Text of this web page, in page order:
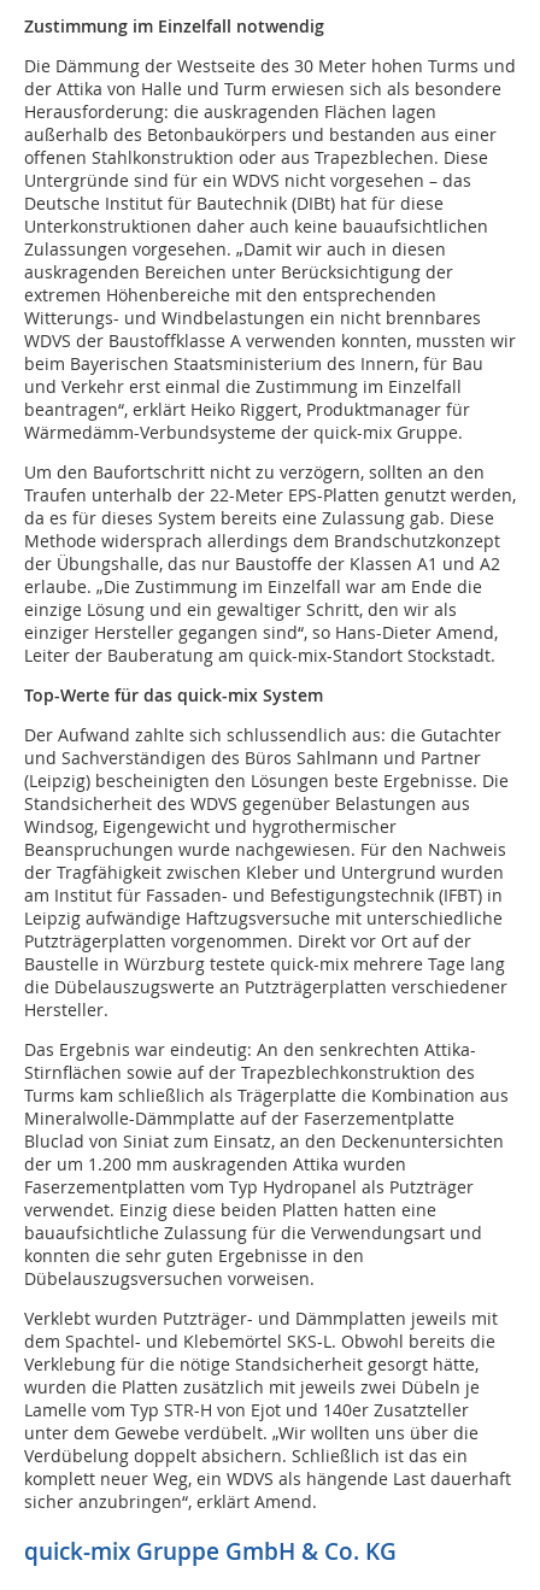
Zustimmung im Einzelfall notwendig
Die Dämmung der Westseite des 30 Meter hohen Turms und
der Attika von Halle und Turm erwiesen sich als besondere
Herausforderung: die auskragenden Flächen lagen
außerhalb des Betonbaukörpers und bestanden aus einer
offenen Stahlkonstruktion oder aus Trapezblechen. Diese
Untergründe sind für ein WDVS nicht vorgesehen – das
Deutsche Institut für Bautechnik (DIBt) hat für diese
Unterkonstruktionen daher auch keine bauaufsichtlichen
Zulassungen vorgesehen. „Damit wir auch in diesen
auskragenden Bereichen unter Berücksichtigung der
extremen Höhenbereiche mit den entsprechenden
Witterungs- und Windbelastungen ein nicht brennbares
WDVS der Baustoffklasse A verwenden konnten, mussten wir
beim Bayerischen Staatsministerium des Innern, für Bau
und Verkehr erst einmal die Zustimmung im Einzelfall
beantragen“, erklärt Heiko Riggert, Produktmanager für
Wärmedämm-Verbundsysteme der quick-mix Gruppe.
Um den Baufortschritt nicht zu verzögern, sollten an den
Traufen unterhalb der 22-Meter EPS-Platten genutzt werden,
da es für dieses System bereits eine Zulassung gab. Diese
Methode widersprach allerdings dem Brandschutzkonzept
der Übungshalle, das nur Baustoffe der Klassen A1 und A2
erlaube. „Die Zustimmung im Einzelfall war am Ende die
einzige Lösung und ein gewaltiger Schritt, den wir als
einziger Hersteller gegangen sind“, so Hans-Dieter Amend,
Leiter der Bauberatung am quick-mix-Standort Stockstadt.
Top-Werte für das quick-mix System
Der Aufwand zahlte sich schlussendlich aus: die Gutachter
und Sachverständigen des Büros Sahlmann und Partner
(Leipzig) bescheinigten den Lösungen beste Ergebnisse. Die
Standsicherheit des WDVS gegenüber Belastungen aus
Windsog, Eigengewicht und hygrothermischer
Beanspruchungen wurde nachgewiesen. Für den Nachweis
der Tragfähigkeit zwischen Kleber und Untergrund wurden
am Institut für Fassaden- und Befestigungstechnik (IFBT) in
Leipzig aufwändige Haftzugsversuche mit unterschiedliche
Putzträgerplatten vorgenommen. Direkt vor Ort auf der
Baustelle in Würzburg testete quick-mix mehrere Tage lang
die Dübelauszugswerte an Putzträgerplatten verschiedener
Hersteller.
Das Ergebnis war eindeutig: An den senkrechten Attika-
Stirnflächen sowie auf der Trapezblechkonstruktion des
Turms kam schließlich als Trägerplatte die Kombination aus
Mineralwolle-Dämmplatte auf der Faserzementplatte
Bluclad von Siniat zum Einsatz, an den Deckenuntersichten
der um 1.200 mm auskragenden Attika wurden
Faserzementplatten vom Typ Hydropanel als Putzträger
verwendet. Einzig diese beiden Platten hatten eine
bauaufsichtliche Zulassung für die Verwendungsart und
konnten die sehr guten Ergebnisse in den
Dübelauszugsversuchen vorweisen.
Verklebt wurden Putzträger- und Dämmplatten jeweils mit
dem Spachtel- und Klebemörtel SKS-L. Obwohl bereits die
Verklebung für die nötige Standsicherheit gesorgt hätte,
wurden die Platten zusätzlich mit jeweils zwei Dübeln je
Lamelle vom Typ STR-H von Ejot und 140er Zusatzteller
unter dem Gewebe verdübelt. „Wir wollten uns über die
Verdübelung doppelt absichern. Schließlich ist das ein
komplett neuer Weg, ein WDVS als hängende Last dauerhaft
sicher anzubringen“, erklärt Amend.
quick-mix Gruppe GmbH & Co. KG